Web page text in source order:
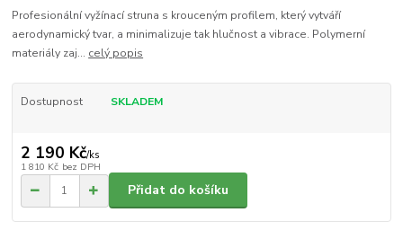
Profesionální vyžínací struna s krouceným profilem, který vytváří
aerodynamický tvar, a minimalizuje tak hlučnost a vibrace. Polymerní
materiály zaj... celý popis
Dostupnost SKLADEM
2 190 Kč/ks
1 810 Kč bez DPH
Přidat do košíku